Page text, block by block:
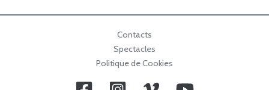
Contacts
Spectacles
Politique de Cookies